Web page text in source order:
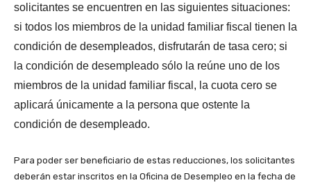
solicitantes se encuentren en las siguientes situaciones:
si todos los miembros de la unidad familiar fiscal tienen la
condición de desempleados, disfrutarán de tasa cero; si
la condición de desempleado sólo la reúne uno de los
miembros de la unidad familiar fiscal, la cuota cero se
aplicará únicamente a la persona que ostente la
condición de desempleado.
Para poder ser beneficiario de estas reducciones, los solicitantes
deberán estar inscritos en la Oficina de Desempleo en la fecha de